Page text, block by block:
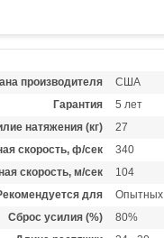
производителя
США
Гарантия
5 лет
натяжения (кг)
27
скорость, ф/сек
340
скорость, м/сек
104
для
Опытных
Сброс усилия (%)
80%